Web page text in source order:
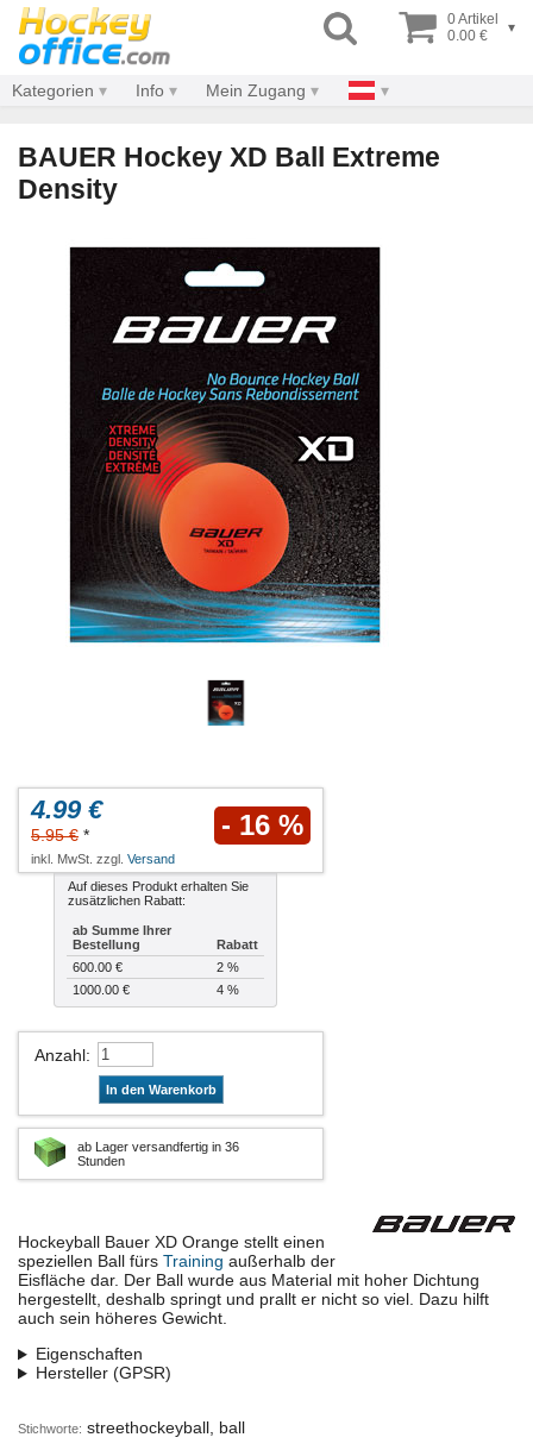
0 Artikel
0.00 €
▾
Kategorien Info Mein Zugang
BAUER Hockey XD Ball Extreme
Density
4.99 €
5.95 € * - 16 %
inkl. MwSt. zzgl. Versand
Auf dieses Produkt erhalten Sie
zusätzlichen Rabatt:
ab Summe Ihrer
Bestellung
Rabatt
600.00 €
2 %
1000.00 €
4 %
Anzahl:
In den Warenkorb
ab Lager versandfertig in 36
Stunden
Hockeyball Bauer XD Orange stellt einen
speziellen Ball fürs Training außerhalb der
Eisfläche dar. Der Ball wurde aus Material mit hoher Dichtung
hergestellt, deshalb springt und prallt er nicht so viel. Dazu hilft
auch sein höheres Gewicht.
Eigenschaften
Hersteller (GPSR)
Stichworte: streethockeyball, ball